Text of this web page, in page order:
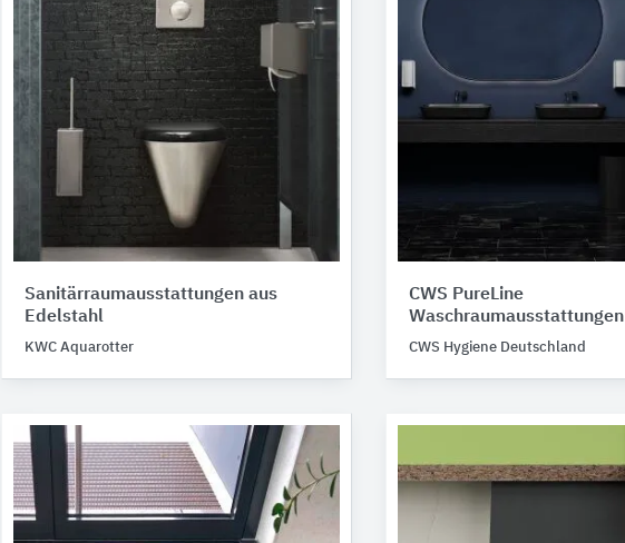
Sanitärraumausstattungen aus
Edelstahl
KWC Aquarotter
CWS PureLine
Waschraumausstattungen
CWS Hygiene Deutschland